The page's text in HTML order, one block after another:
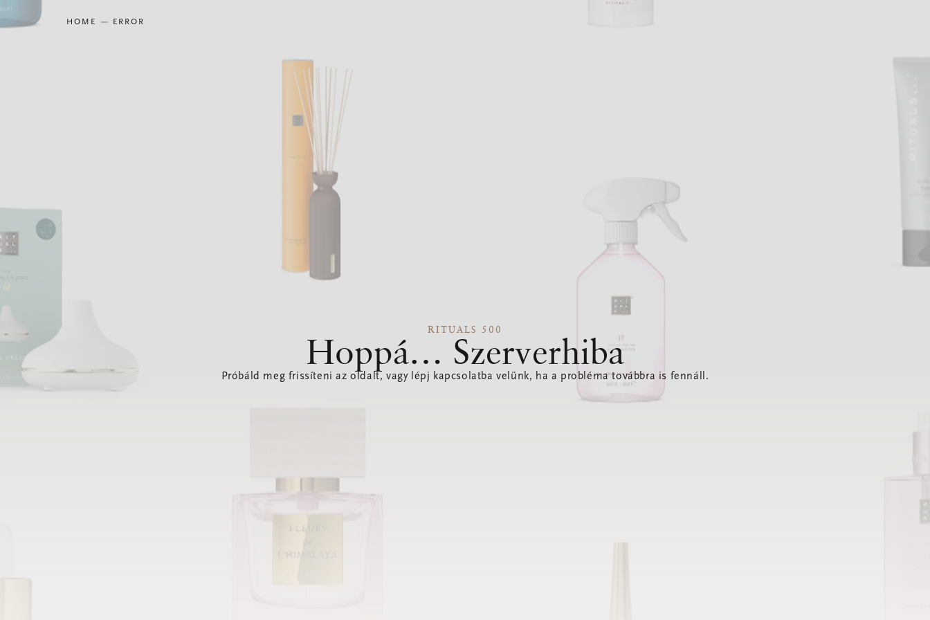
HOME ERROR
RITUALS 500
Hoppá… Szerverhiba
Próbáld meg frissíteni az oldalt, vagy lépj kapcsolatba velünk, ha a probléma továbbra is fennáll.